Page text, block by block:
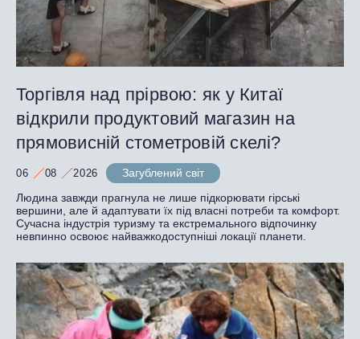
Торгівля над прірвою: як у Китаї
відкрили продуктовий магазин на
прямовисній стометровій скелі?
06 08 2026
Загублений світ
Людина завжди прагнула не лише підкорювати гірські
вершини, але й адаптувати їх під власні потреби та комфорт.
Сучасна індустрія туризму та екстремального відпочинку
невпинно освоює найважкодоступніші локації планети.